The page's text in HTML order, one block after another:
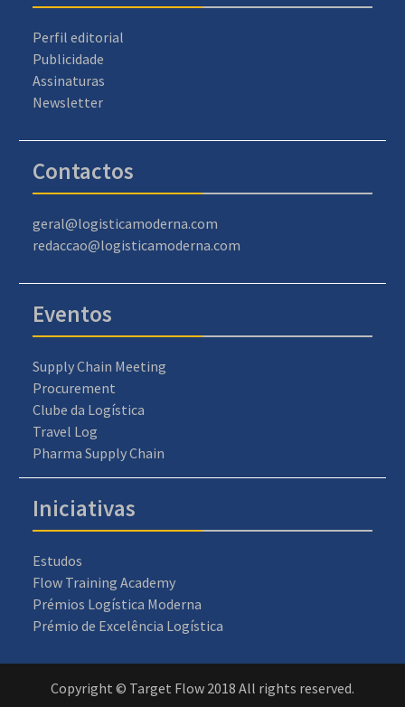
Perfil editorial
Publicidade
Assinaturas
Newsletter
Contactos
geral@logisticamoderna.com
redaccao@logisticamoderna.com
Eventos
Supply Chain Meeting
Procurement
Clube da Logística
Travel Log
Pharma Supply Chain
Iniciativas
Estudos
Flow Training Academy
Prémios Logística Moderna
Prémio de Excelência Logística
Copyright © Target Flow 2018 All rights reserved.